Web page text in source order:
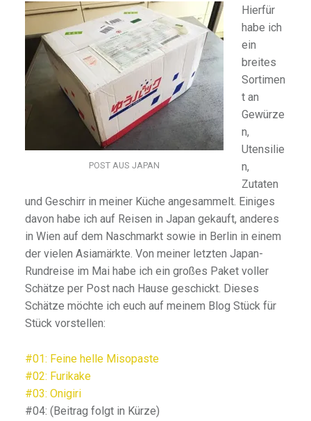
POST AUS JAPAN
Hierfür
habe ich
ein
breites
Sortimen
t an
Gewürze
n,
Utensilie
n,
Zutaten
und Geschirr in meiner Küche angesammelt. Einiges
davon habe ich auf Reisen in Japan gekauft, anderes
in Wien auf dem Naschmarkt sowie in Berlin in einem
der vielen Asiamärkte. Von meiner letzten Japan-
Rundreise im Mai habe ich ein großes Paket voller
Schätze per Post nach Hause geschickt. Dieses
Schätze möchte ich euch auf meinem Blog Stück für
Stück vorstellen:
#01: Feine helle Misopaste
#02: Furikake
#03: Onigiri
#04: (Beitrag folgt in Kürze)